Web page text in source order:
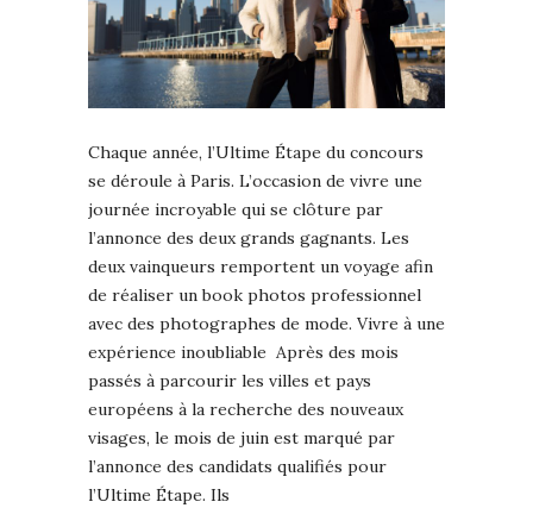
Chaque année, l’Ultime Étape du concours
se déroule à Paris. L’occasion de vivre une
journée incroyable qui se clôture par
l’annonce des deux grands gagnants. Les
deux vainqueurs remportent un voyage afin
de réaliser un book photos professionnel
avec des photographes de mode. Vivre à une
expérience inoubliable Après des mois
passés à parcourir les villes et pays
européens à la recherche des nouveaux
visages, le mois de juin est marqué par
l’annonce des candidats qualifiés pour
l’Ultime Étape. Ils